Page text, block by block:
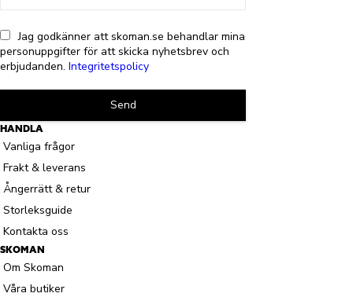
Jag godkänner att skoman.se behandlar mina
personuppgifter för att skicka nyhetsbrev och
erbjudanden. Integritetspolicy
Send
HANDLA
Vanliga frågor
Frakt & leverans
Ångerrätt & retur
Storleksguide
Kontakta oss
SKOMAN
Om Skoman
Våra butiker